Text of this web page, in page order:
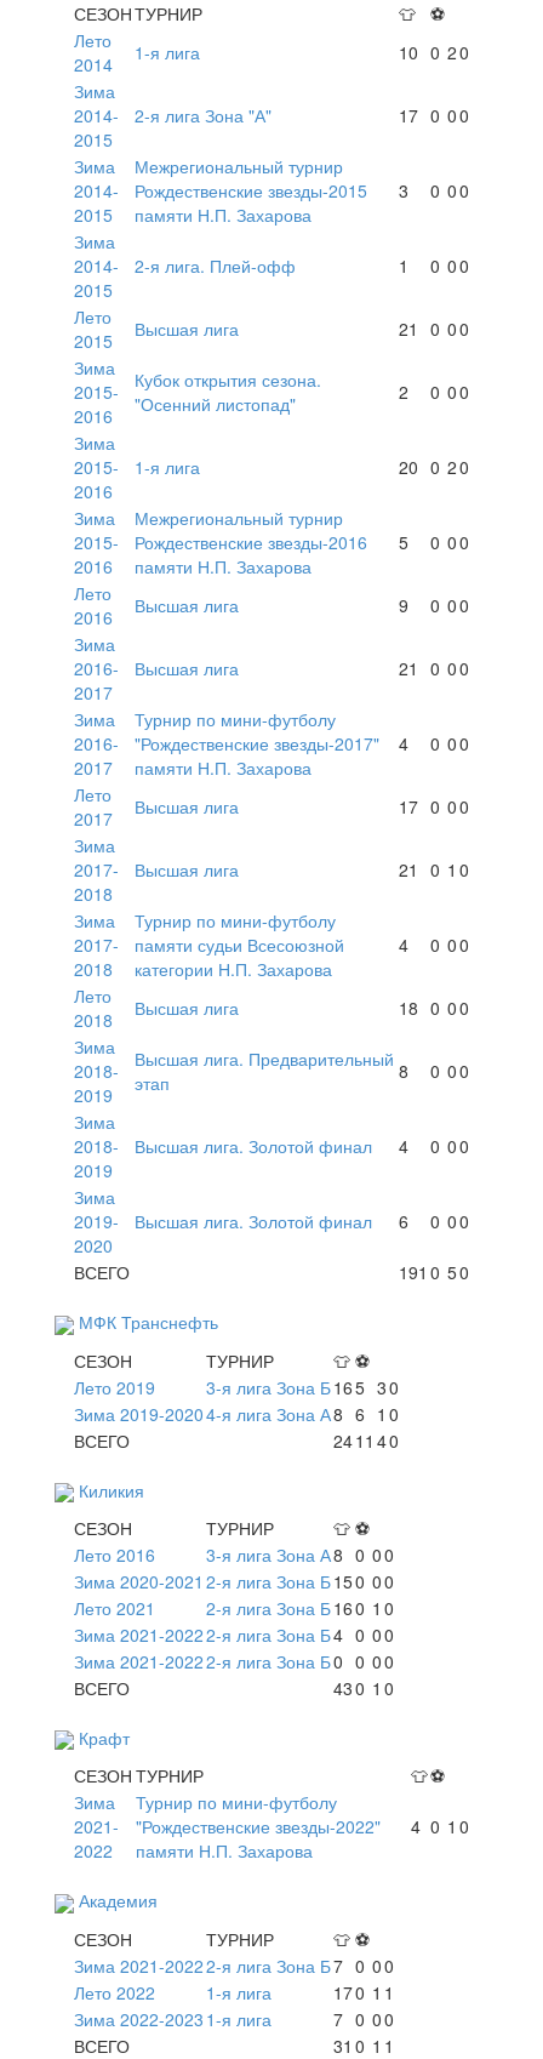
СЕЗОНТУРНИР 👕 ⚽
Лето
2014
1-я лига 10 0 20
Зима
2014-
2015
2-я лига Зона "А" 17 0 00
Зима
2014-
2015
Межрегиональный турнир
Рождественские звезды-2015
памяти Н.П. Захарова
3 0 00
Зима
2014-
2015
2-я лига. Плей-офф 1 0 00
Лето
2015
Высшая лига 21 0 00
Зима
2015-
2016
Кубок открытия сезона.
"Осенний листопад"
2 0 00
Зима
2015-
2016
1-я лига 20 0 20
Зима
2015-
2016
Межрегиональный турнир
Рождественские звезды-2016
памяти Н.П. Захарова
5 0 00
Лето
2016
Высшая лига 9 0 00
Зима
2016-
2017
Высшая лига 21 0 00
Зима
2016-
2017
Турнир по мини-футболу
"Рождественские звезды-2017"
памяти Н.П. Захарова
4 0 00
Лето
2017
Высшая лига 17 0 00
Зима
2017-
2018
Высшая лига 21 0 1 0
Зима
2017-
2018
Турнир по мини-футболу
памяти судьи Всесоюзной
категории Н.П. Захарова
4 0 00
Лето
2018
Высшая лига 18 0 00
Зима
2018-
2019
Высшая лига. Предварительный
этап
8 0 00
Зима
2018-
2019
Высшая лига. Золотой финал 4 0 00
Зима
2019-
2020
Высшая лига. Золотой финал 6 0 00
ВСЕГО 191 0 50
МФК Транснефть
СЕЗОН
ТУРНИР 👕 ⚽
Лето 2019
3-я лига Зона Б165 30
Зима 2019-20204-я лига Зона А8 6 1 0
ВСЕГО
2411 40
Киликия
СЕЗОН
ТУРНИР 👕 ⚽
Лето 2016
3-я лига Зона А8 0 00
Зима 2020-2021 2-я лига Зона Б150 00
Лето 2021
2-я лига Зона Б160 1 0
Зима 2021-20222-я лига Зона Б4 0 00
Зима 2021-20222-я лига Зона Б0 0 00
ВСЕГО
430 1 0
Крафт
СЕЗОН ТУРНИР 👕⚽
Зима
2021-
2022
Турнир по мини-футболу
"Рождественские звезды-2022"
памяти Н.П. Захарова
4 0 1 0
Академия
СЕЗОН
ТУРНИР 👕 ⚽
Зима 2021-20222-я лига Зона Б7 0 00
Лето 2022
1-я лига 170 1 1
Зима 2022-2023 1-я лига 7 0 00
ВСЕГО
31 0 1 1